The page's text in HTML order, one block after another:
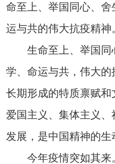
命至上、举国同心、
运与共的伟大抗疫精神
生命至上、举国同
学、命运与共，伟大
长期形成的特质禀赋
爱国主义、集体主义
发展，是中国精神的生
今年疫情突如其来